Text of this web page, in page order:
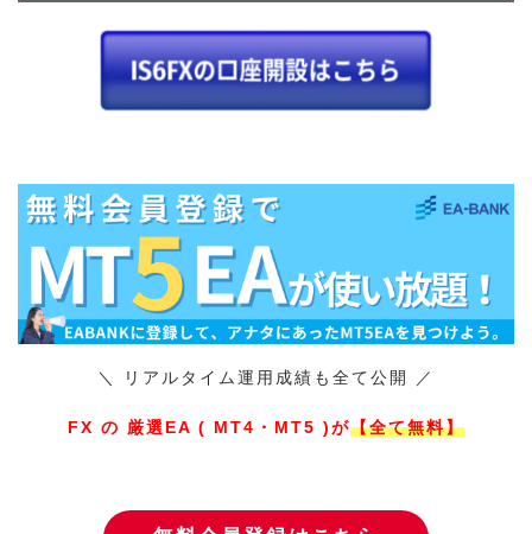
＼ リアルタイム運用成績も全て公開 ／
FX の 厳選EA ( MT4・MT5 )が【全て無料】